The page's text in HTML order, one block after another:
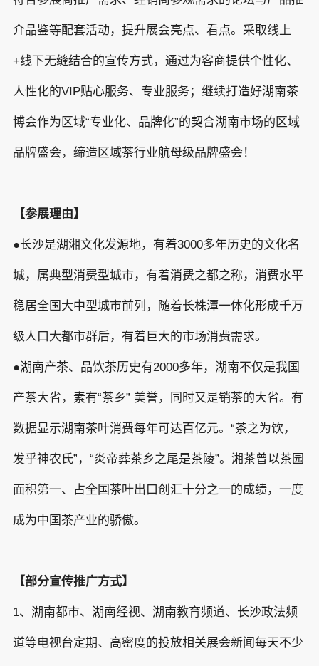
介品鉴等配套活动，提升展会亮点、看点。采取线上
+线下无缝结合的宣传方式，通过为客商提供个性化、
人性化的VIP贴心服务、专业服务；继续打造好湖南茶
博会作为区域“专业化、品牌化”的契合湖南市场的区域
品牌盛会，缔造区域茶行业航母级品牌盛会！
【参展理由】
●长沙是湖湘文化发源地，有着3000多年历史的文化名
城，属典型消费型城市，有着消费之都之称，消费水平
稳居全国大中型城市前列，随着长株潭一体化形成千万
级人口大都市群后，有着巨大的市场消费需求。
●湖南产茶、品饮茶历史有2000多年，湖南不仅是我国
产茶大省，素有“茶乡” 美誉，同时又是销茶的大省。有
数据显示湖南茶叶消费每年可达百亿元。“茶之为饮，
发乎神农氏”，“炎帝葬茶乡之尾是茶陵”。湘茶曾以茶园
面积第一、占全国茶叶出口创汇十分之一的成绩，一度
成为中国茶产业的骄傲。
【部分宣传推广方式】
1、湖南都市、湖南经视、湖南教育频道、长沙政法频
道等电视台定期、高密度的投放相关展会新闻每天不少